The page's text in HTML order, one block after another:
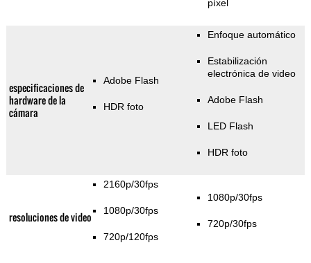
píxel
especificaciones de
hardware de la
cámara
Adobe Flash
HDR foto
Enfoque automático
Estabilización
electrónica de video
Adobe Flash
LED Flash
HDR foto
resoluciones de video
2160p/30fps
1080p/30fps
720p/120fps
1080p/30fps
720p/30fps